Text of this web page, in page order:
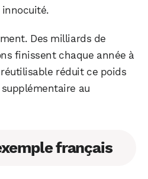
Des milliards de
finissent chaque année à
réduit ce poids
au
français